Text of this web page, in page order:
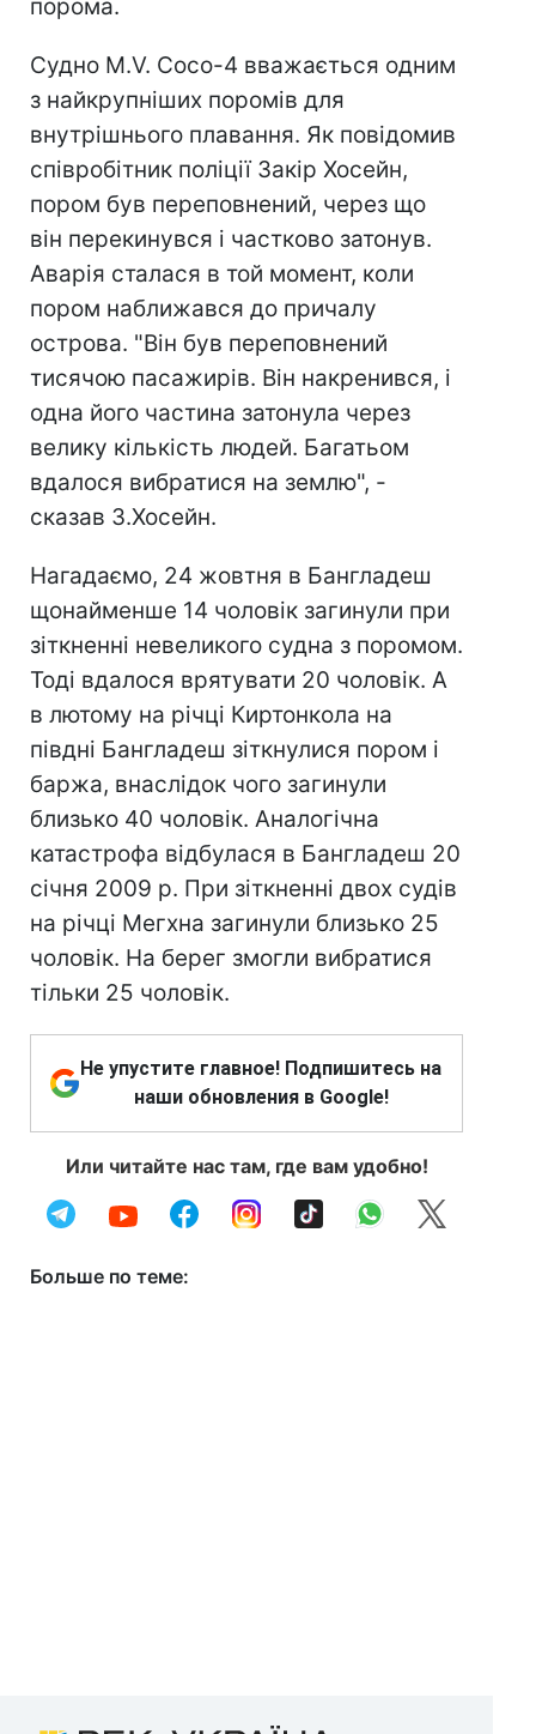
порома.
Судно M.V. Сосо-4 вважається одним
з найкрупніших поромів для
внутрішнього плавання. Як повідомив
співробітник поліції Закір Хосейн,
пором був переповнений, через що
він перекинувся і частково затонув.
Аварія сталася в той момент, коли
пором наближався до причалу
острова. "Він був переповнений
тисячою пасажирів. Він накренився, і
одна його частина затонула через
велику кількість людей. Багатьом
вдалося вибратися на землю", -
сказав З.Хосейн.
Нагадаємо, 24 жовтня в Бангладеш
щонайменше 14 чоловік загинули при
зіткненні невеликого судна з поромом.
Тоді вдалося врятувати 20 чоловік. А
в лютому на річці Киртонкола на
півдні Бангладеш зіткнулися пором і
баржа, внаслідок чого загинули
близько 40 чоловік. Аналогічна
катастрофа відбулася в Бангладеш 20
січня 2009 р. При зіткненні двох судів
на річці Мегхна загинули близько 25
чоловік. На берег змогли вибратися
тільки 25 чоловік.
Не упустите главное! Подпишитесь на
наши обновления в Google!
Или читайте нас там, где вам удобно!
Больше по теме: